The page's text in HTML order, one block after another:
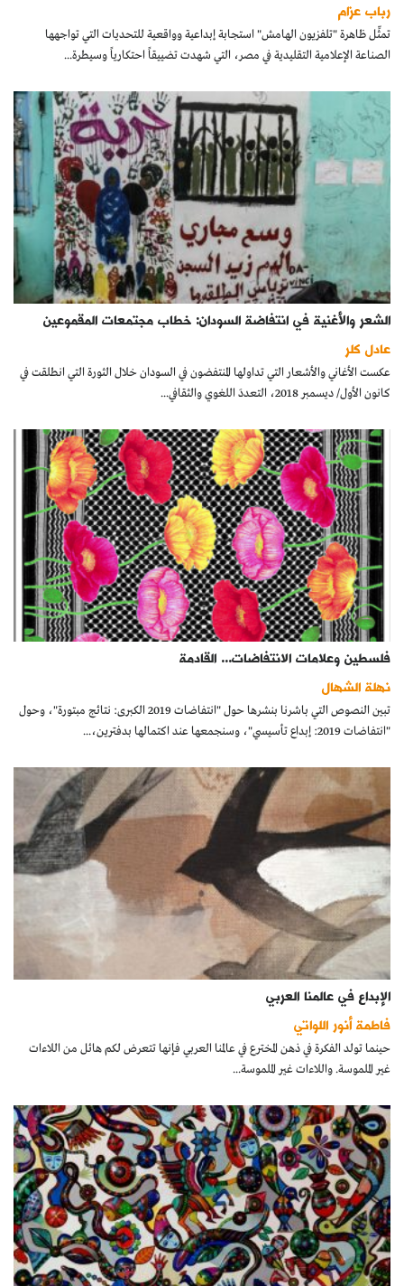
رباب عزام
تمثِّل ظاهرة "تلفزيون الهامش" استجابة إبداعية وواقعية للتحديات التي تواجهها
الصناعة الإعلامية التقليدية في مصر، التي شهدت تضييقاً احتكارياً وسيطرة...
الشعر والأغنية في انتفاضة السودان: خطاب مجتمعات المقموعين
عادل كلر
عكست الأغاني والأشعار التي تداولها المنتفضون في السودان خلال الثورة التي انطلقت في
كانون الأول/ ديسمبر 2018، التعددَ اللغوي والثقافي...
فلسطين وعلامات الانتفاضات... القادمة
نهلة الشهال
تبين النصوص التي باشرنا بنشرها حول "انتفاضات 2019 الكبرى: نتائج مبتورة"، وحول
"انتفاضات 2019: إبداع تأسيسي"، وسنجمعها عند اكتمالها بدفترين،...
الإبداع في عالمنا العربي
فاطمة أنور اللواتي
حينما تولد الفكرة في ذهن المخترع في عالمنا العربي فإنها تتعرض لكم هائل من اللاءات
غير الملموسة. واللاءات غير الملموسة...